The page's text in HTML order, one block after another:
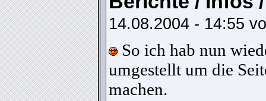
14.08.2004 - 14:55
So ich hab nun
umgestellt um die
machen.